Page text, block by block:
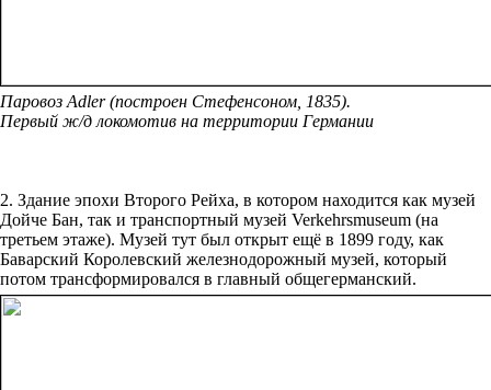
Паровоз Adler (построен Стефенсоном, 1835).
Первый ж/д локомотив на территории Германии
2. Здание эпохи Второго Рейха, в котором находится как музей
Дойче Бан, так и транспортный музей Verkehrsmuseum (на
третьем этаже). Музей тут был открыт ещё в 1899 году, как
Баварский Королевский железнодорожный музей, который
потом трансформировался в главный общегерманский.